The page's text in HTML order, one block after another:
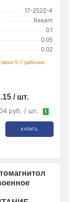
17-2522-4
Rexant
0.1
0.05
0.02
5-7 рабочих
/ шт.
руб. / шт. !
КУПИТЬ